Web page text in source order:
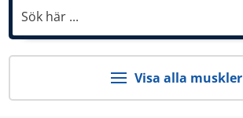
Visa alla muskler